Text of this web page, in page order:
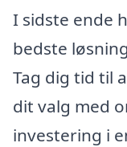
I sidste ende
bedste
Tag dig tid til
dit valg med
investering i